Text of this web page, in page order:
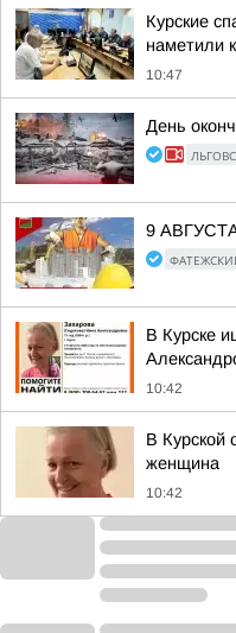
Курские
наметили
10:47
День
9
В Курске
10:42
В Курской
женщина
10:42